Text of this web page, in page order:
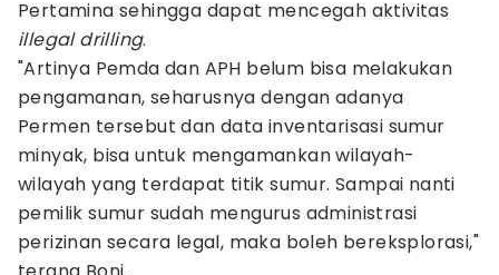
Pertamina sehingga dapat mencegah aktivitas
illegal drilling.
"Artinya Pemda dan APH belum bisa melakukan
pengamanan, seharusnya dengan adanya
Permen tersebut dan data inventarisasi sumur
minyak, bisa untuk mengamankan wilayah-
wilayah yang terdapat titik sumur. Sampai nanti
pemilik sumur sudah mengurus administrasi
perizinan secara legal, maka boleh bereksplorasi,"